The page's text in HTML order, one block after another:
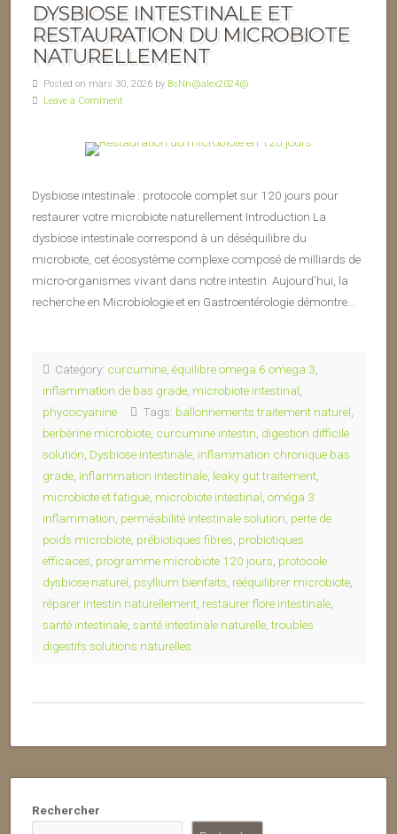
DYSBIOSE INTESTINALE ET
RESTAURATION DU MICROBIOTE
NATURELLEMENT
Posted on mars 30, 2026 by BsNn@alex2024@
Leave a Comment
Dysbiose intestinale : protocole complet sur 120 jours pour
restaurer votre microbiote naturellement Introduction La
dysbiose intestinale correspond à un déséquilibre du
microbiote, cet écosystème complexe composé de milliards de
micro-organismes vivant dans notre intestin. Aujourd’hui, la
recherche en Microbiologie et en Gastroentérologie démontre…
Category: curcumine équilibre omega 6 omega 3
inflammation de bas grade microbiote intestinal
phycocyanine
Tags: ballonnements traitement naturel
berbérine microbiote curcumine intestin digestion difficile
solution Dysbiose intestinale inflammation chronique bas
grade inflammation intestinale leaky gut traitement
microbiote et fatigue microbiote intestinal oméga 3
inflammation perméabilité intestinale solution perte de
poids microbiote prébiotiques fibres probiotiques
efficaces programme microbiote 120 jours protocole
dysbiose naturel psyllium bienfaits rééquilibrer microbiote
réparer intestin naturellement restaurer flore intestinale
santé intestinale santé intestinale naturelle ,troubles
digestifs solutions naturelles
Rechercher